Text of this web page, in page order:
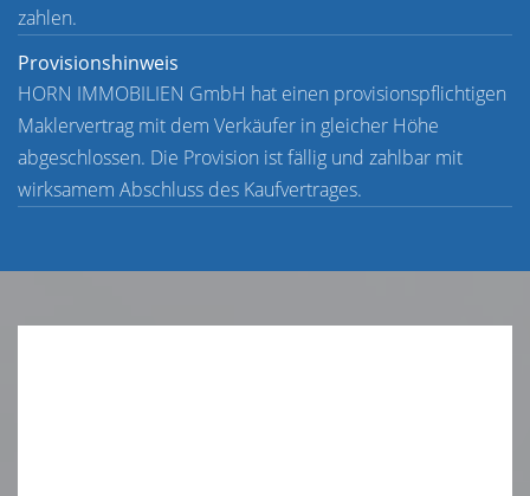
zahlen.
Provisionshinweis
HORN IMMOBILIEN GmbH hat einen provisionspflichtigen
Maklervertrag mit dem Verkäufer in gleicher Höhe
abgeschlossen. Die Provision ist fällig und zahlbar mit
wirksamem Abschluss des Kaufvertrages.